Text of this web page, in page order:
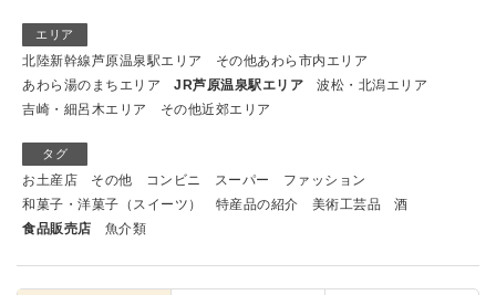
エリア
北陸新幹線芦原温泉駅エリア
その他あわら市内エリア
あわら湯のまちエリア
JR芦原温泉駅エリア
波松・北潟エリア
吉崎・細呂木エリア
その他近郊エリア
タグ
お土産店 その他 コンビニ スーパー
ファッション
和菓子・洋菓子（スイーツ）
特産品の紹介 美術工芸品
酒
食品販売店
魚介類